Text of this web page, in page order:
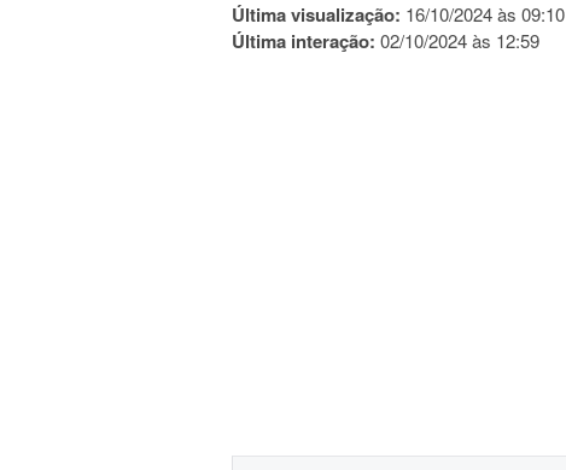
Última visualização: 16/10/2024 às 09:10
Última interação: 02/10/2024 às 12:59